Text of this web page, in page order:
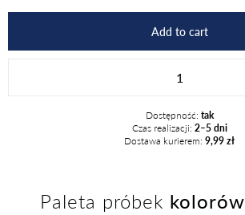
Add to cart
Dostępność: tak
Czas realizacji: 2–5 dni
Dostawa kurierem: 9,99 zł
Paleta próbek kolorów